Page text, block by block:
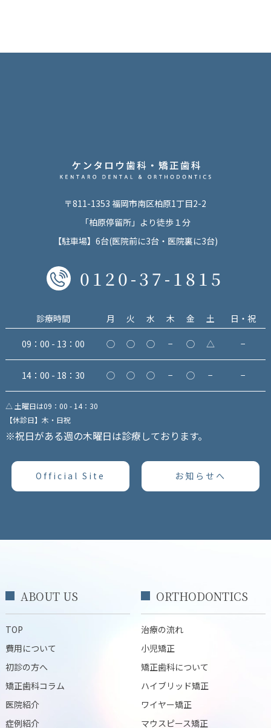
〒811-1353 福岡市南区柏原1丁目2-2
「柏原停留所」より徒歩１分
【駐車場】6台(医院前に3台・医院裏に3台)
0120-37-1815
診療時間 月 火 水 木 金 土 日・祝
09：00 - 13：00 ◯ ◯ ◯ − ◯ △ −
14：00 - 18：30 ◯ ◯ ◯ − ◯ − −
△ 土曜日は09：00 - 14：30
【休診日】木・日祝
※祝日がある週の木曜日は診療しております。
Official Site お知らせへ
ABOUT US
TOP
費用について
初診の方へ
矯正歯科コラム
医院紹介
症例紹介
ORTHODONTICS
治療の流れ
小児矯正
矯正歯科について
ハイブリッド矯正
ワイヤー矯正
マウスピース矯正